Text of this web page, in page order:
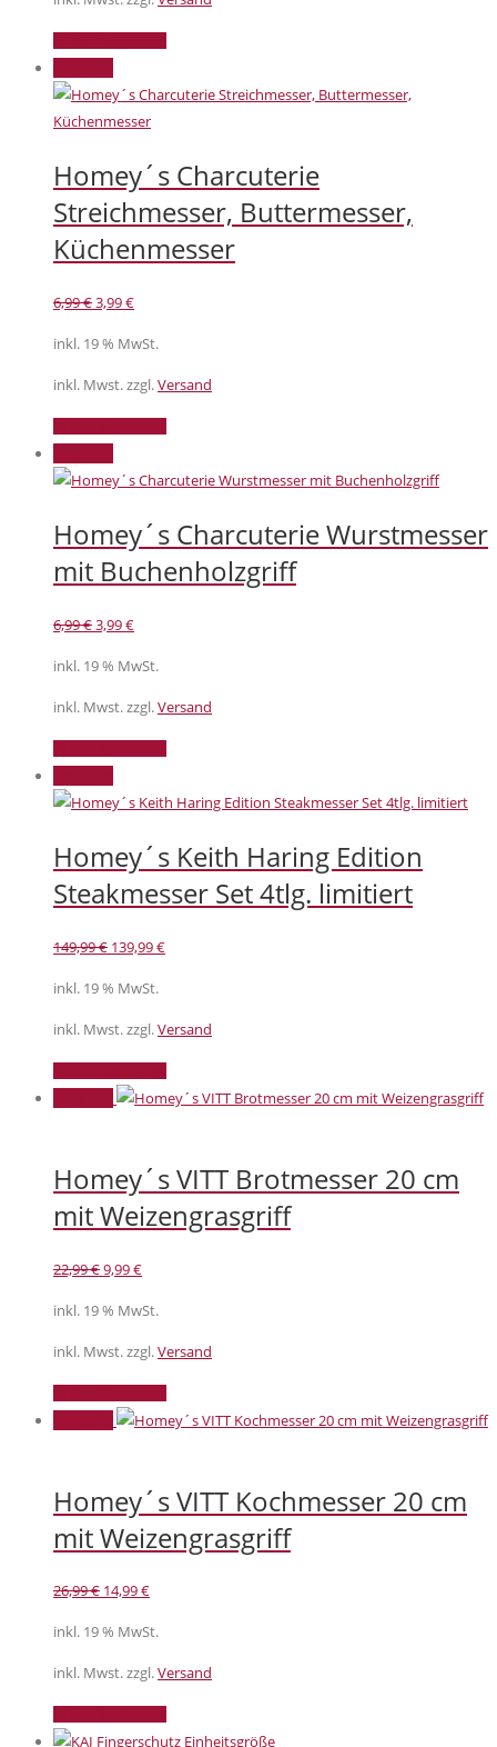
Homey´s Charcuterie
Streichmesser, Buttermesser,
Küchenmesser
6,99€Ursprünglicher
war:
6,99 €
3,99€Aktueller
ist:
3,99 €.
inkl. 19 % MwSt.
inkl. Mwst. zzgl.Versand
Homey´s Charcuterie Wurstmesser
mit Buchenholzgriff
6,99€Ursprünglicher
war:
6,99 €
3,99€Aktueller
ist:
3,99 €.
inkl. 19 % MwSt.
inkl. Mwst. zzgl.Versand
Homey´s Keith Haring Edition
Steakmesser Set 4tlg. limitiert
149,99€ Ursprünglicher
war:
149,99 €
139,99€Aktueller
139,99 €.
inkl. 19 % MwSt.
inkl. Mwst. zzgl.Versand
Homey´s VITT Brotmesser 20 cm
mit Weizengrasgriff
22,99€Ursprünglicher
war:
22,99 €
9,99€Aktueller
ist:
9,99 €.
inkl. 19 % MwSt.
inkl. Mwst. zzgl.Versand
Homey´s VITT Kochmesser 20 cm
mit Weizengrasgriff
26,99€ Ursprünglicher
war:
26,99 €
14,99€Aktueller
ist:
14,99 €.
inkl. 19 % MwSt.
inkl. Mwst. zzgl.Versand